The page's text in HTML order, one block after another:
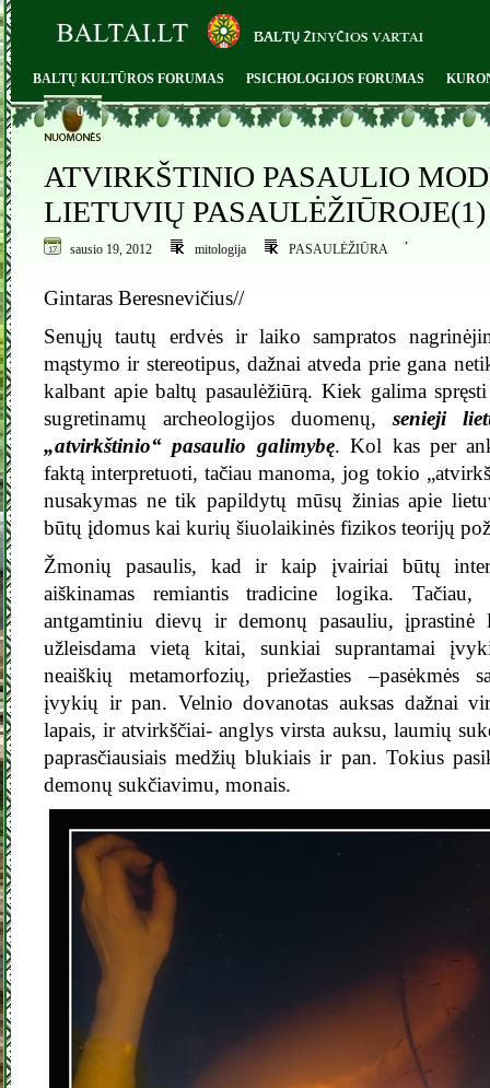
BALTŲ KULTŪROS FORUMAS PSICHOLOGIJOS FORUMAS
0
ATVIRKŠTINIO PASAULIO
LIETUVIŲ PASAULĖŽIŪROJE(1)
sausio 19, 2012 mitologija
,
PASAULĖŽIŪRA
Gintaras Beresnevičius//
Senųjų tautų erdvės ir laiko sampratos
mąstymo ir stereotipus, dažnai atveda prie gana
kalbant apie baltų pasaulėžiūrą. Kiek galima
sugretinamų archeologijos duomenų, senieji
„atvirkštinio“ pasaulio galimybę. Kol kas per
faktą interpretuoti, tačiau manoma, jog tokio
nusakymas ne tik papildytų mūsų žinias apie
būtų įdomus kai kurių šiuolaikinės fizikos teorijų
Žmonių pasaulis, kad ir kaip įvairiai būtų
aiškinamas remiantis tradicine logika.
antgamtiniu dievų ir demonų pasauliu, įprastinė
užleisdama vietą kitai, sunkiai suprantamai
neaiškių metamorfozių, priežasties –pasėkmės
įvykių ir pan. Velnio dovanotas auksas dažnai
lapais, ir atvirkščiai- anglys virsta auksu, laumių
paprasčiausiais medžių blukiais ir pan. Tokius
demonų sukčiavimu, monais.